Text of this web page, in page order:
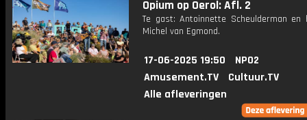
Opium op Oerol: Afl. 2
Te gast: Antoinnette Scheulderman en
Michel van Egmond.
17-06-2025 19:50
NPO2
Amusement.TV
Cultuur.TV
Alle afleveringen